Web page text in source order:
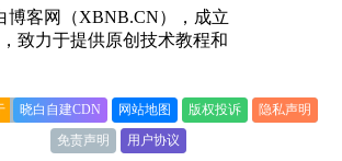
博客网（XBNB.CN），成立
致力于提供原创技术教程和
晓白自建CDN 网站地图 版权投诉
隐私声明
免责声明
用户协议